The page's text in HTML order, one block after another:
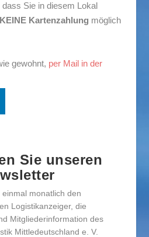
Sie in diesem Lokal
KEINE Kartenzahlung möglich
gewohnt, per Mail in der
Sie unseren
einmal monatlich den
Logistikanzeiger, die
Mitgliederinformation des
Mittledeutschland e. V.